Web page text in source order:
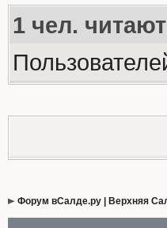
1чел.
Форум вСалде.ру | Верхняя